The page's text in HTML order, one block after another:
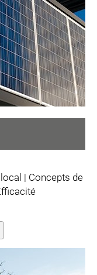
| Concepts de